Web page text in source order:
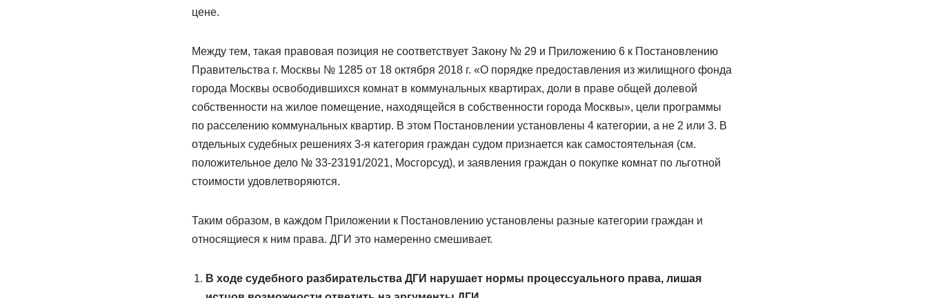
цене.
Между тем, такая правовая позиция не соответствует Закону № 29 и Приложению 6 к Постановлению
Правительства г. Москвы № 1285 от 18 октября 2018 г. «О порядке предоставления из жилищного фонда
города Москвы освободившихся комнат в коммунальных квартирах, доли в праве общей долевой
собственности на жилое помещение, находящейся в собственности города Москвы», цели программы
по расселению коммунальных квартир. В этом Постановлении установлены 4 категории, а не 2 или 3. В
отдельных судебных решениях 3-я категория граждан судом признается как самостоятельная (см.
положительное дело № 33-23191/2021, Мосгорсуд), и заявления граждан о покупке комнат по льготной
стоимости удовлетворяются.
Таким образом, в каждом Приложении к Постановлению установлены разные категории граждан и
относящиеся к ним права. ДГИ это намеренно смешивает.
В ходе судебного разбирательства ДГИ нарушает нормы процессуального права, лишая